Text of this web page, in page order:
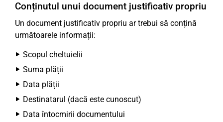
Conținutul unui document justificativ propriu
Un document justificativ propriu ar trebui să conțină
următoarele informații:
Scopul cheltuielii
Suma plății
Data plății
Destinatarul (dacă este cunoscut)
Data întocmirii documentului